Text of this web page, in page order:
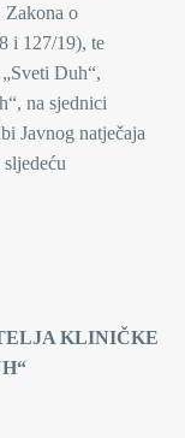
Zakona o
i 127/19), te
Duh“,
na sjednici
Javnog natječaja
KLINIČKE